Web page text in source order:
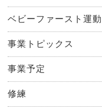
ベビーファースト運動
事業トピックス
事業予定
修練